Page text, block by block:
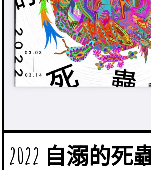
2022 自溺的死